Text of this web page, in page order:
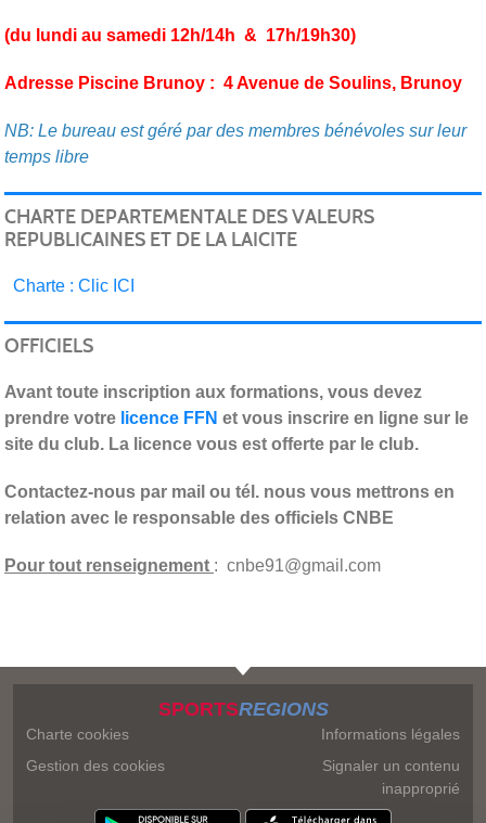
(du lundi au samedi 12h/14h & 17h/19h30)
Adresse Piscine Brunoy : 4 Avenue de Soulins, Brunoy
NB: Le bureau est géré par des membres bénévoles sur leur
temps libre
CHARTE DEPARTEMENTALE DES VALEURS
REPUBLICAINES ET DE LA LAICITE
Charte : Clic ICI
OFFICIELS
Avant toute inscription aux formations, vous devez
prendre votre licence FFN et vous inscrire en ligne sur le
site du club. La licence vous est offerte par le club.
Contactez-nous par mail ou tél. nous vous mettrons en
relation avec le responsable des officiels CNBE
Pour tout renseignement : cnbe91@gmail.com
SPORTSREGIONS
Charte cookies
Gestion des cookies
Informations légales
Signaler un contenu
inapproprié